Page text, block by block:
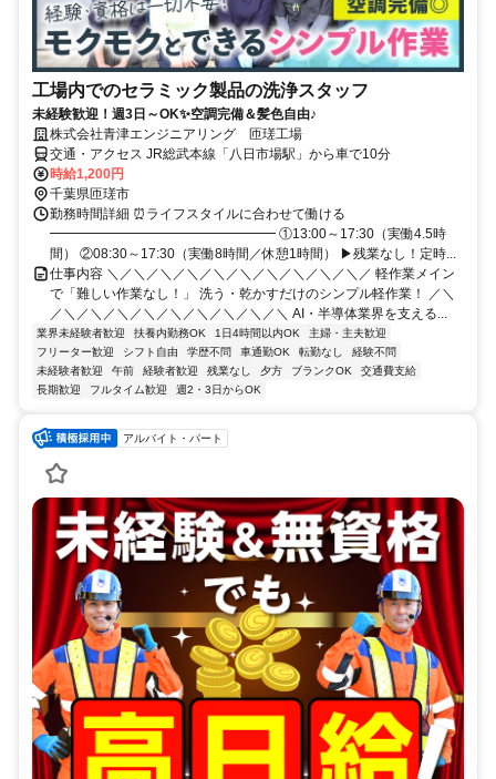
工場内でのセラミック製品の洗浄スタッフ
未経験歓迎！週3日～OK✨空調完備＆髪色自由♪
株式会社青津エンジニアリング 匝瑳工場
交通・アクセス JR総武本線「八日市場駅」から車で10分
時給1,200円
千葉県匝瑳市
勤務時間詳細 ⏰ライフスタイルに合わせて働ける
━━━━━━━━━━━━━━━━━ ①13:00～17:30（実働4.5時
間） ②08:30～17:30（実働8時間／休憩1時間） ▶︎残業なし！定時...
仕事内容 ＼／＼／＼／＼／＼／＼／＼／＼／＼／＼／ 軽作業メイン
で「難しい作業なし！」 洗う・乾かすだけのシンプル軽作業！ ／＼
／＼／＼／＼／＼／＼／＼／＼／＼／＼ AI・半導体業界を支える...
業界未経験者歓迎 扶養内勤務OK 1日4時間以内OK
主婦・主夫歓迎
フリーター歓迎
シフト自由 学歴不問 車通勤OK 転勤なし
経験不問
未経験者歓迎
午前 経験者歓迎 残業なし 夕方 ブランクOK
交通費支給
長期歓迎
フルタイム歓迎 週2・3日からOK
アルバイト・パート